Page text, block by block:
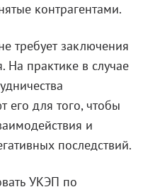
контрагентами.
требует заключения
На практике в случае
его для того, чтобы
и
последствий.
УКЭП по